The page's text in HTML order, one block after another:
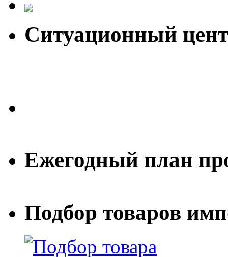
Ситуационный
Ежегодный план
Подбор товаров